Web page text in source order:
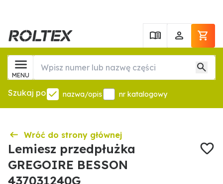
MENU
Szukaj po nazwa/opis nr katalogowy
Wróć do strony głównej
Lemiesz przedpłużka
GREGOIRE BESSON
437031240G